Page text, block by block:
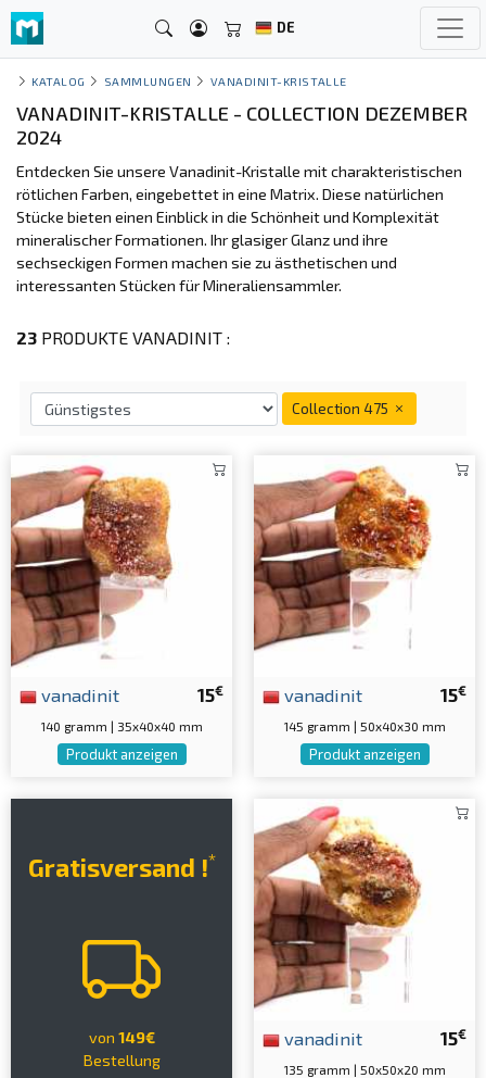
DE
KATALOG SAMMLUNGEN VANADINIT-KRISTALLE
VANADINIT-KRISTALLE - COLLECTION DEZEMBER
2024
Entdecken Sie unsere Vanadinit-Kristalle mit charakteristischen
rötlichen Farben, eingebettet in eine Matrix. Diese natürlichen
Stücke bieten einen Einblick in die Schönheit und Komplexität
mineralischer Formationen. Ihr glasiger Glanz und ihre
sechseckigen Formen machen sie zu ästhetischen und
interessanten Stücken für Mineraliensammler.
23 PRODUKTE VANADINIT :
Collection 475
15€
vanadinit
140 gramm | 35x40x40 mm
Produkt anzeigen
15€
vanadinit
145 gramm | 50x40x30 mm
Produkt anzeigen
Gratisversand !*
von 149€
Bestellung
15€
vanadinit
135 gramm | 50x50x20 mm